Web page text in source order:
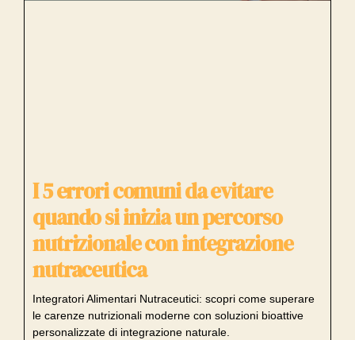
I 5 errori comuni da evitare
quando si inizia un percorso
nutrizionale con integrazione
nutraceutica
Integratori Alimentari Nutraceutici: scopri come superare
le carenze nutrizionali moderne con soluzioni bioattive
personalizzate di integrazione naturale.